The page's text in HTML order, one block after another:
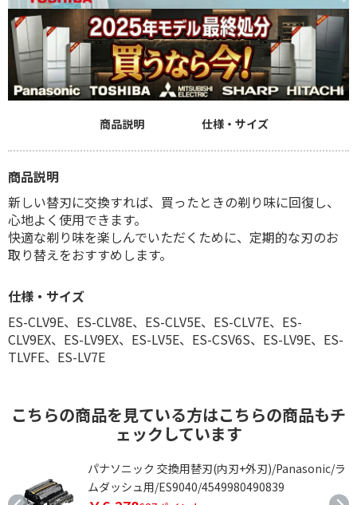
商品説明 仕様・サイズ
商品説明
新しい替刃に交換すれば、買ったときの剃り味に回復し、
心地よく使用できます。
快適な剃り味を楽しんでいただくために、定期的な刃のお
取り替えをおすすめします。
仕様・サイズ
ES-CLV9E、ES-CLV8E、ES-CLV5E、ES-CLV7E、ES-
CLV9EX、ES-LV9EX、ES-LV5E、ES-CSV6S、ES-LV9E、ES-
TLVFE、ES-LV7E
こちらの商品を見ている方はこちらの商品もチ
ェックしています
パナソニック 交換用替刃(内刃+外刃)/Panasonic/ラ
ムダッシュ用/ES9040/4549980490839